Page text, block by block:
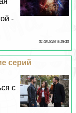
-
01 08 2026 5:15:30
серий
с